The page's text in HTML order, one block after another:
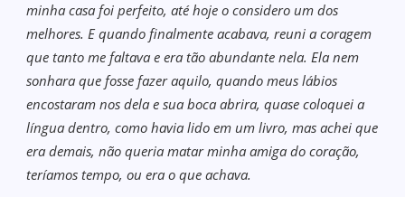
minha casa foi perfeito, até hoje o considero um dos
melhores. E quando finalmente acabava, reuni a coragem
que tanto me faltava e era tão abundante nela. Ela nem
sonhara que fosse fazer aquilo, quando meus lábios
encostaram nos dela e sua boca abrira, quase coloquei a
língua dentro, como havia lido em um livro, mas achei que
era demais, não queria matar minha amiga do coração,
teríamos tempo, ou era o que achava.